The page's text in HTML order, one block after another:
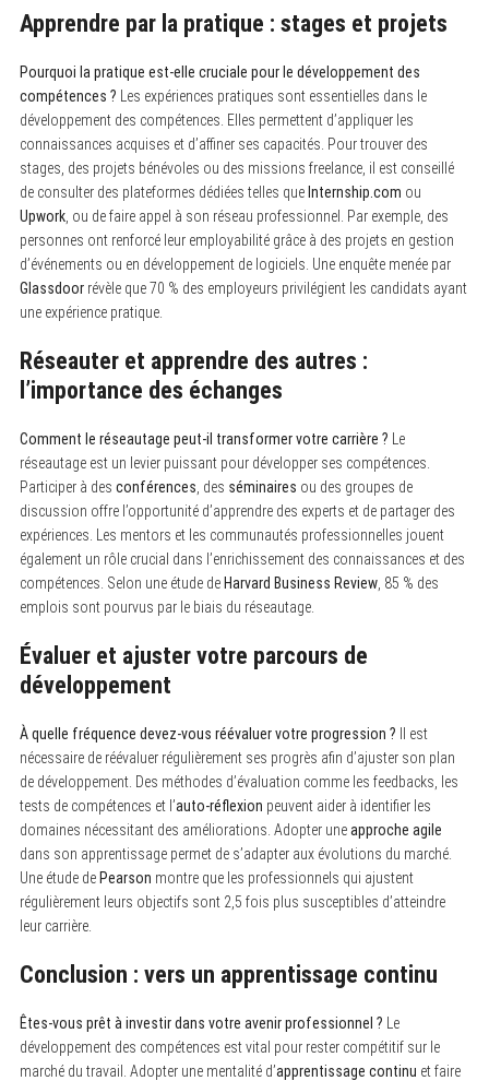
Apprendre par la pratique : stages et projets
Pourquoi la pratique est-elle cruciale pour le développement des
compétences ? Les expériences pratiques sont essentielles dans le
développement des compétences. Elles permettent d’appliquer les
connaissances acquises et d’affiner ses capacités. Pour trouver des
stages, des projets bénévoles ou des missions freelance, il est conseillé
de consulter des plateformes dédiées telles que Internship.com ou
Upwork, ou de faire appel à son réseau professionnel. Par exemple, des
personnes ont renforcé leur employabilité grâce à des projets en gestion
d’événements ou en développement de logiciels. Une enquête menée par
Glassdoorrévèle que 70 % des employeurs privilégient les candidats ayant
une expérience pratique.
Réseauter et apprendre des autres :
l’importance des échanges
Comment le réseautage peut-il transformer votre carrière ? Le
réseautage est un levier puissant pour développer ses compétences.
Participer à des conférences , des séminaires ou des groupes de
discussion offre l’opportunité d’apprendre des experts et de partager des
expériences. Les mentors et les communautés professionnelles jouent
également un rôle crucial dans l’enrichissement des connaissances et des
compétences. Selon une étude de Harvard Business Review, 85 % des
emplois sont pourvus par le biais du réseautage.
Évaluer et ajuster votre parcours de
développement
À quelle fréquence devez-vous réévaluer votre progression ? Il est
nécessaire de réévaluer régulièrement ses progrès afin d’ajuster son plan
de développement. Des méthodes d’évaluation comme les feedbacks, les
tests de compétences et l’auto-réflexion peuvent aider à identifier les
domaines nécessitant des améliorations. Adopter uneapproche agile
dans son apprentissage permet de s’adapter aux évolutions du marché.
Une étude de Pearson montre que les professionnels qui ajustent
régulièrement leurs objectifs sont 2,5 fois plus susceptibles d’atteindre
leur carrière.
Conclusion : vers un apprentissage continu
Êtes-vous prêt à investir dans votre avenir professionnel ? Le
développement des compétences est vital pour rester compétitif sur le
marché du travail. Adopter une mentalité d’apprentissage continu et faire
r